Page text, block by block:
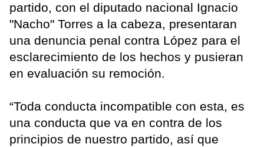
partido, con el diputado nacional Ignacio
"Nacho" Torres a la cabeza, presentaran
una denuncia penal contra López para el
esclarecimiento de los hechos y pusieran
en evaluación su remoción.
“Toda conducta incompatible con esta, es
una conducta que va en contra de los
principios de nuestro partido, así que